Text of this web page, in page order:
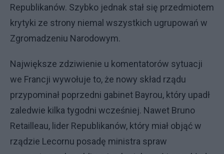
Republikanów. Szybko jednak stał się przedmiotem
krytyki ze strony niemal wszystkich ugrupowań w
Zgromadzeniu Narodowym.
Największe zdziwienie u komentatorów sytuacji
we Francji wywołuje to, że nowy skład rządu
przypominał poprzedni gabinet Bayrou, który upadł
zaledwie kilka tygodni wcześniej. Nawet Bruno
Retailleau, lider Republikanów, który miał objąć w
rządzie Lecornu posadę ministra spraw